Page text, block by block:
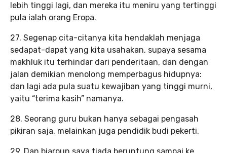
lebih tinggi lagi, dan mereka itu meniru yang tertinggi
pula ialah orang Eropa.
27. Segenap cita-citanya kita hendaklah menjaga
sedapat-dapat yang kita usahakan, supaya sesama
makhluk itu terhindar dari penderitaan, dan dengan
jalan demikian menolong memperbagus hidupnya:
dan lagi ada pula suatu kewajiban yang tinggi murni,
yaitu “terima kasih” namanya.
28. Seorang guru bukan hanya sebagai pengasah
pikiran saja, melainkan juga pendidik budi pekerti.